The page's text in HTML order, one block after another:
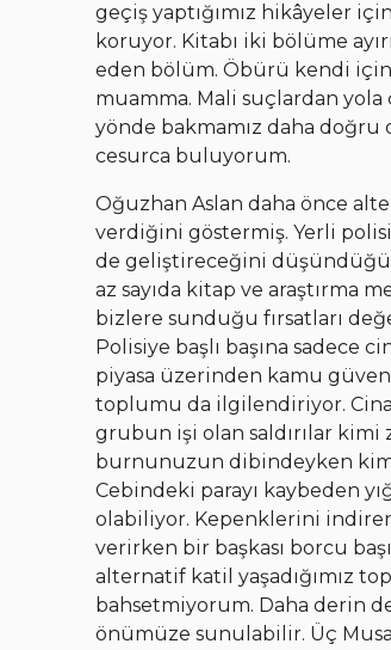
geçiş yaptığımız hikâyeler
koruyor. Kitabı iki bölüme
eden bölüm. Öbürü kendi
muamma. Mali suçlardan yola
yönde bakmamız daha doğru
cesurca buluyorum.
Oğuzhan Aslan daha önce
verdiğini göstermiş. Yerli
de geliştireceğini
az sayıda kitap ve araştırma
bizlere sunduğu fırsatları
Polisiye başlı başına
piyasa üzerinden kamu
toplumu da ilgilendiriyor.
grubun işi olan saldırılar kimi
burnunuzun dibindeyken
Cebindeki parayı kaybeden
olabiliyor. Kepenklerini
verirken bir başkası borcu
alternatif katil yaşadığımız
bahsetmiyorum. Daha derin
önümüze sunulabilir. Üç